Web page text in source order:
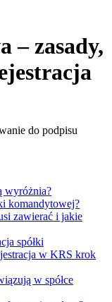
– zasady,
wyróżnia?
komandytowej?
zawierać i jakie
spółki
w KRS krok
w spółce